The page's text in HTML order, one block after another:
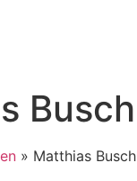
Busch
» Matthias Busch